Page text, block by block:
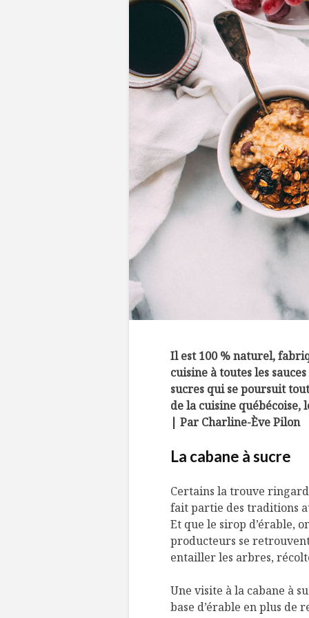
Il est 100 % naturel,
cuisine à toutes les
sucres qui se poursuit
de la cuisine québécoise,
| Par Charline-Ève Pilon
La cabane à sucre
Certains la trouve
fait partie des traditions
Et que le sirop d’érable,
producteurs se
entailler les arbres,
Une visite à la cabane à
base d’érable en plus de